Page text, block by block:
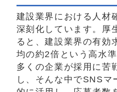
建設業界における人材
深刻化しています。厚
ると、建設業界の有効
均の約2倍という高水
多くの企業が採用に苦
し、そんな中でSNSマ